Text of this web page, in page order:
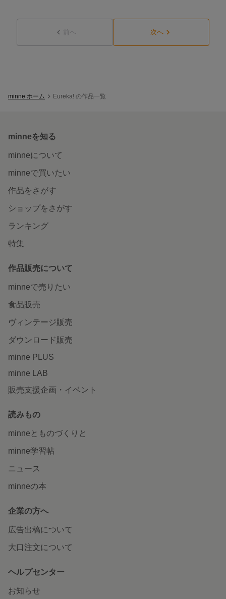
前へ 次へ
minne ホーム Eureka! の作品一覧
minneを知る
minneについて
minneで買いたい
作品をさがす
ショップをさがす
ランキング
特集
作品販売について
minneで売りたい
食品販売
ヴィンテージ販売
ダウンロード販売
minne PLUS
minne LAB
販売支援企画・イベント
読みもの
minneとものづくりと
minne学習帖
ニュース
minneの本
企業の方へ
広告出稿について
大口注文について
ヘルプセンター
お知らせ